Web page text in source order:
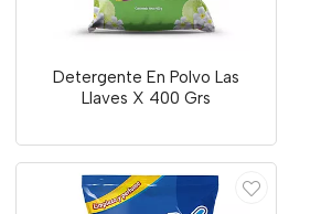
Detergente En Polvo Las
Llaves X 400 Grs